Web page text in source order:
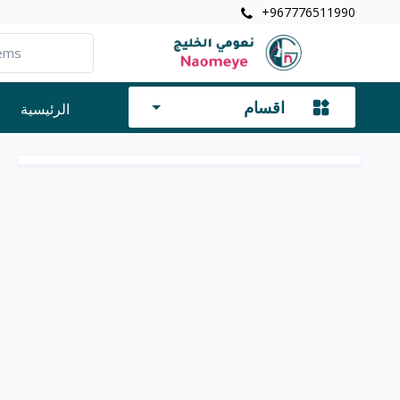
+967776511990
اقسام الرئيسية